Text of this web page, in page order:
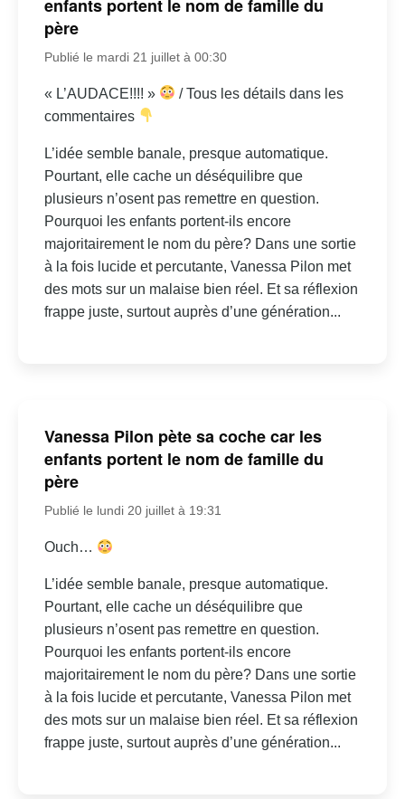
enfants portent le nom de famille du
père
Publié le mardi 21 juillet à 00:30
« L’AUDACE!!!! »
/ Tous les détails dans les
commentaires
L’idée semble banale, presque automatique.
Pourtant, elle cache un déséquilibre que
plusieurs n’osent pas remettre en question.
Pourquoi les enfants portent-ils encore
majoritairement le nom du père? Dans une sortie
à la fois lucide et percutante, Vanessa Pilon met
des mots sur un malaise bien réel. Et sa réflexion
frappe juste, surtout auprès d’une génération...
Vanessa Pilon pète sa coche car les
enfants portent le nom de famille du
père
Publié le lundi 20 juillet à 19:31
Ouch…
L’idée semble banale, presque automatique.
Pourtant, elle cache un déséquilibre que
plusieurs n’osent pas remettre en question.
Pourquoi les enfants portent-ils encore
majoritairement le nom du père? Dans une sortie
à la fois lucide et percutante, Vanessa Pilon met
des mots sur un malaise bien réel. Et sa réflexion
frappe juste, surtout auprès d’une génération...